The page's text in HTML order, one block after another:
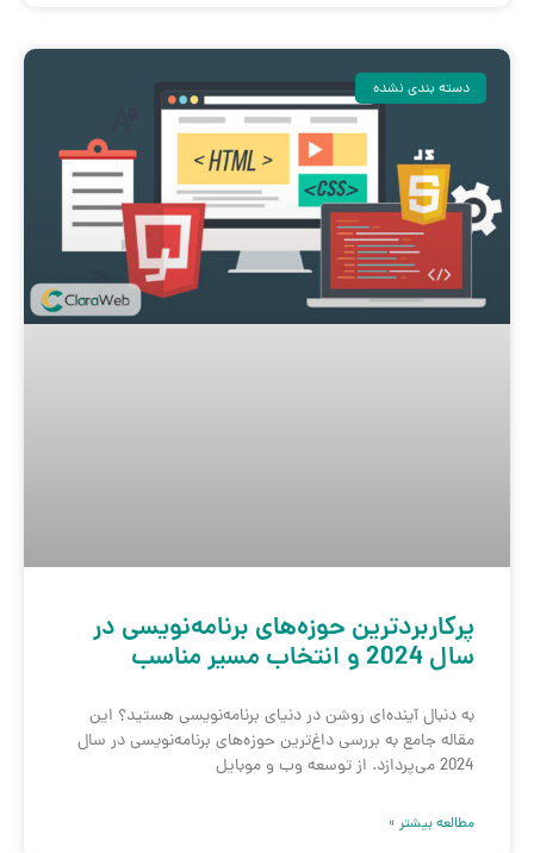
دسته بندی نشده
پرکاربردترین حوزه‌های برنامه‌نویسی در
سال 2024 و انتخاب مسیر مناسب
به دنبال آینده‌ای روشن در دنیای برنامه‌نویسی هستید؟ این
مقاله جامع به بررسی داغ‌ترین حوزه‌های برنامه‌نویسی در سال
2024 می‌پردازد. از توسعه وب و موبایل
مطالعه بیشتر »